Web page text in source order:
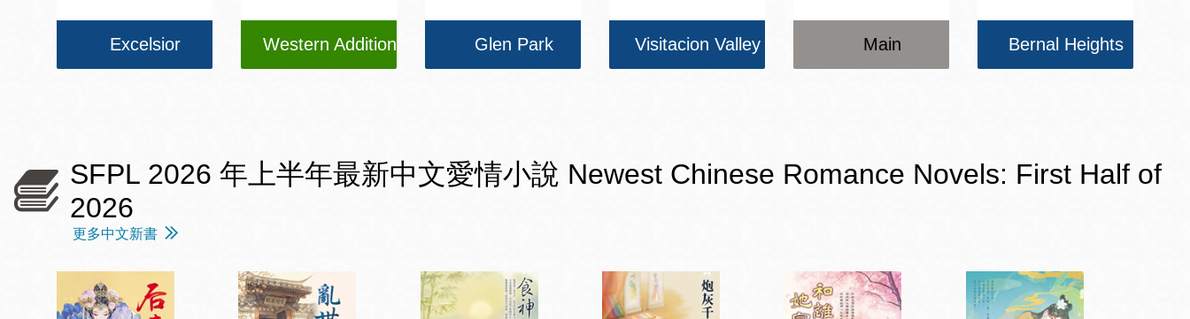
Excelsior Western Addition Glen Park Visitacion Valley Main Bernal Heights
SFPL 2026 年上半年最新中文愛情小說 Newest Chinese Romance Novels: First Half of
2026
更多中文新書